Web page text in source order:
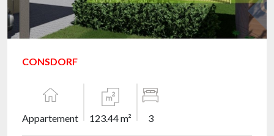
CONSDORF
Appartement 123.44 m² 3